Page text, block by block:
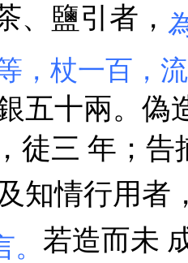
、鹽引者，
，杖一百，
五十兩。偽
徒三 年；告
知情行用者
若造而未